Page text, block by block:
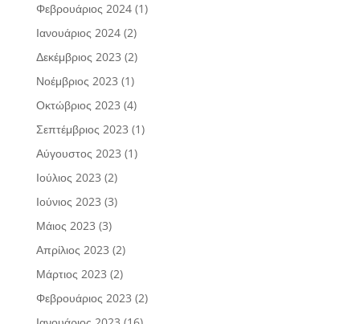
Φεβρουάριος 2024(1)
Ιανουάριος 2024(2)
Δεκέμβριος 2023 (2)
Νοέμβριος 2023 (1)
Οκτώβριος 2023 (4)
Σεπτέμβριος 2023 (1)
Αύγουστος 2023 (1)
Ιούλιος 2023 (2)
Ιούνιος 2023 (3)
Μάιος 2023 (3)
Απρίλιος 2023 (2)
Μάρτιος 2023 (2)
Φεβρουάριος 2023 (2)